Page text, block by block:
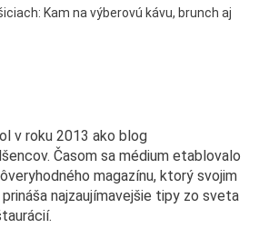
Kam na výberovú kávu, brunch aj
v roku 2013 ako blog
Časom sa médium etablovalo
magazínu, ktorý svojim
najzaujímavejšie tipy zo sveta